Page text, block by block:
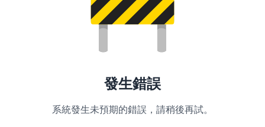
發生錯誤
系統發生未預期的錯誤，請稍後再試。